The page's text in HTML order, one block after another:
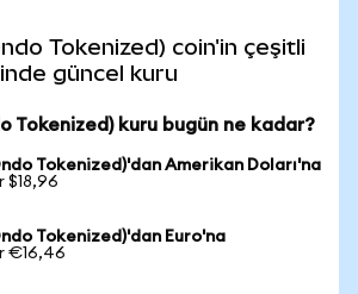
Tokenized) coin'in çeşitli
güncel kuru
Tokenized) kuru bugün ne kadar?
Tokenized)'dan Amerikan Doları'na
$18,96
Tokenized)'dan Euro'na
€16,46